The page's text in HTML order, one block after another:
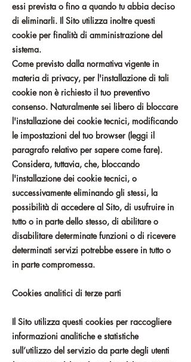
essi prevista o fino a quando tu abbia deciso
di eliminarli. Il Sito utilizza inoltre questi
cookie per finalità di amministrazione del
sistema.
Come previsto dalla normativa vigente in
materia di privacy, per l'installazione di tali
cookie non è richiesto il tuo preventivo
consenso. Naturalmente sei libero di bloccare
l'installazione dei cookie tecnici, modificando
le impostazioni del tuo browser (leggi il
paragrafo relativo per sapere come fare).
Considera, tuttavia, che, bloccando
l'installazione dei cookie tecnici, o
successivamente eliminando gli stessi, la
possibilità di accedere al Sito, di usufruire in
tutto o in parte dello stesso, di abilitare o
disabilitare determinate funzioni o di ricevere
determinati servizi potrebbe essere in tutto o
in parte compromessa.
Cookies analitici di terze parti
Il Sito utilizza questi cookies per raccogliere
informazioni analitiche e statistiche
sull’utilizzo del servizio da parte degli utenti